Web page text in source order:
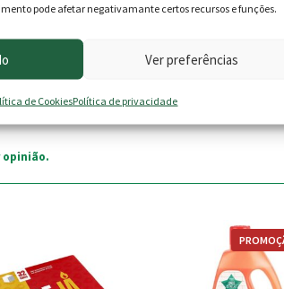
pode afetar negativamante certos recursos e funções.
Ver preferências
de CookiesPolítica de privacidade
opinião.